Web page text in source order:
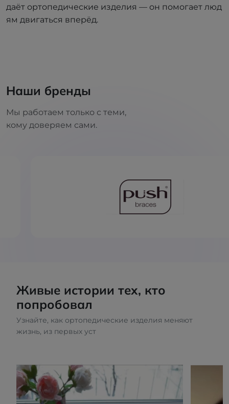
даёт ортопедические изделия — он помогает люд
ям двигаться вперёд.
Наши бренды
Мы работаем только с теми,
кому доверяем сами.
Живые истории тех, кто
попробовал
Узнайте, как ортопедические изделия меняют
жизнь, из первых уст